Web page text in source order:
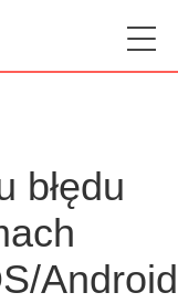
błędu
Android